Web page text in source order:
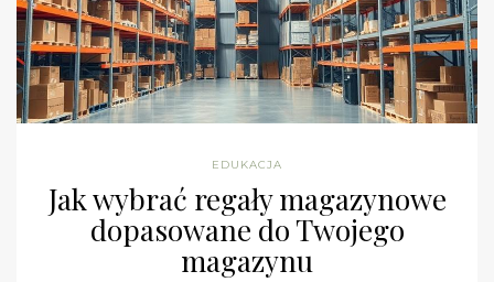
EDUKACJA
Jak wybrać regały magazynowe
dopasowane do Twojego
magazynu